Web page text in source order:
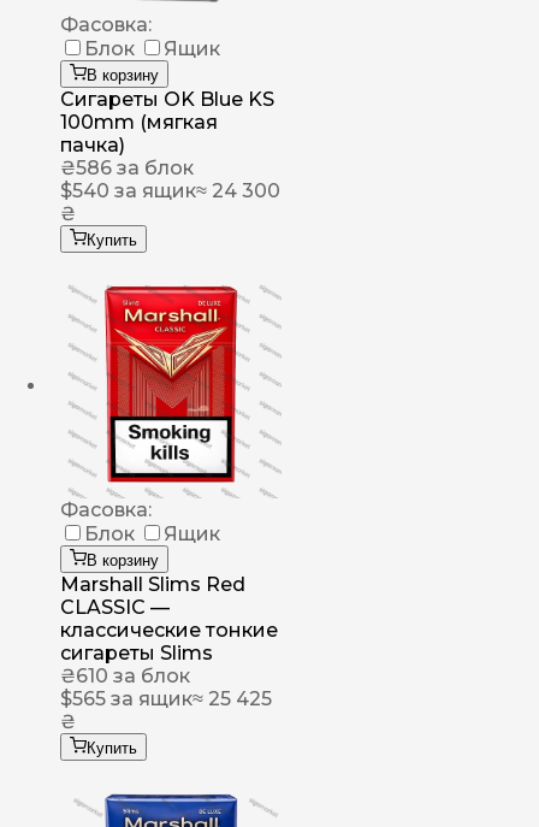
Фасовка:
Блок
Ящик
В корзину
Сигареты OK Blue KS
100mm (мягкая
пачка)
₴586 за блок
$540 за ящик≈ 24 300
₴
Купить
Фасовка:
Блок
Ящик
В корзину
Marshall Slims Red
CLASSIC —
классические тонкие
сигареты Slims
₴610 за блок
$565 за ящик≈ 25 425
₴
Купить